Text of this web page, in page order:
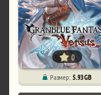
0
Размер:5.93 GB